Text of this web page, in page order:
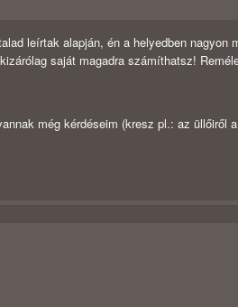
leírtak alapján, én a helyedben nagyon
saját magadra számíthatsz!
még kérdéseim (kresz pl.: az üllőiről